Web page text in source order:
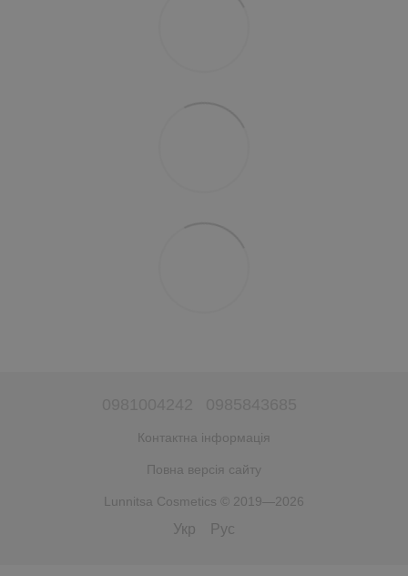
Контактна інформація
Повна версія сайту
Lunnitsa Cosmetics © 2019—2026
Укр Рус